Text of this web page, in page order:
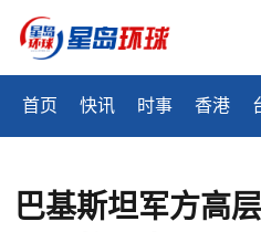
首页 快讯 时事 香港
巴基斯坦军方高